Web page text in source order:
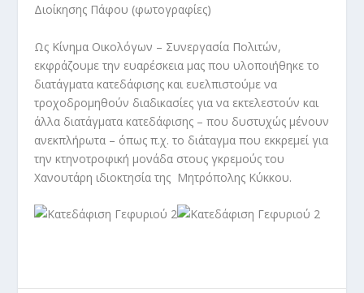
Διοίκησης Πάφου (φωτογραφίες)
Ως Κίνημα Οικολόγων – Συνεργασία Πολιτών,
εκφράζουμε την ευαρέσκεια μας που υλοποιήθηκε το
διατάγματα κατεδάφισης και ευελπιστούμε να
τροχοδρομηθούν διαδικασίες για να εκτελεστούν και
άλλα διατάγματα κατεδάφισης – που δυστυχώς μένουν
ανεκπλήρωτα – όπως π.χ. το διάταγμα που εκκρεμεί για
την κτηνοτροφική μονάδα στους γκρεμούς του
Χανουτάρη ιδιοκτησία της Μητρόπολης Κύκκου.